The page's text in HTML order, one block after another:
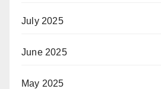
July 2025
June 2025
May 2025